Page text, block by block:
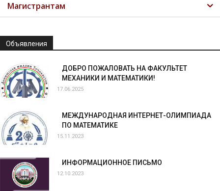
Магистрантам
Объявления
ДОБРО ПОЖАЛОВАТЬ НА ФАКУЛЬТЕТ
МЕХАНИКИ И МАТЕМАТИКИ!
17.06.2025
МЕЖДУНАРОДНАЯ ИНТЕРНЕТ-ОЛИМПИАДА
ПО МАТЕМАТИКЕ
15.11.2023
ИНФОРМАЦИОННОЕ ПИСЬМО
12.10.2023